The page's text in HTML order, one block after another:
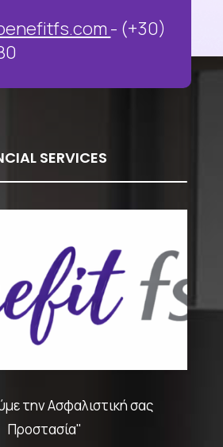
- (+30)
SERVICES
την Ασφαλιστική σας
Προστασία"